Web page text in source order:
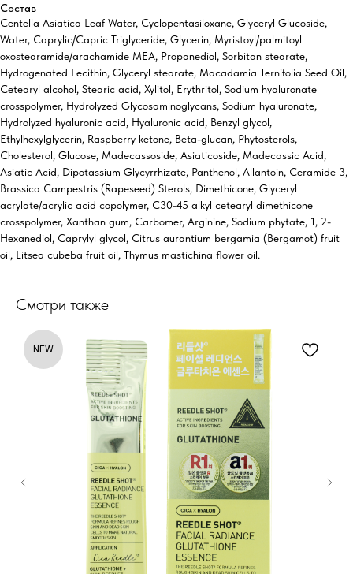
Состав
Centella Asiatica Leaf Water, Cyclopentasiloxane, Glyceryl Glucoside,
Water, Caprylic/Capric Triglyceride, Glycerin, Myristoyl/palmitoyl
oxostearamide/arachamide MEA, Propanediol, Sorbitan stearate,
Hydrogenated Lecithin, Glyceryl stearate, Macadamia Ternifolia Seed Oil,
Cetearyl alcohol, Stearic acid, Xylitol, Erythritol, Sodium hyaluronate
crosspolymer, Hydrolyzed Glycosaminoglycans, Sodium hyaluronate,
Hydrolyzed hyaluronic acid, Hyaluronic acid, Benzyl glycol,
Ethylhexylglycerin, Raspberry ketone, Beta-glucan, Phytosterols,
Cholesterol, Glucose, Madecassoside, Asiaticoside, Madecassic Acid,
Asiatic Acid, Dipotassium Glycyrrhizate, Panthenol, Allantoin, Ceramide 3,
Brassica Campestris (Rapeseed) Sterols, Dimethicone, Glyceryl
acrylate/acrylic acid copolymer, C30-45 alkyl cetearyl dimethicone
crosspolymer, Xanthan gum, Carbomer, Arginine, Sodium phytate, 1, 2-
Hexanediol, Caprylyl glycol, Citrus aurantium bergamia (Bergamot) fruit
oil, Litsea cubeba fruit oil, Thymus mastichina flower oil.
Смотри также
NEW